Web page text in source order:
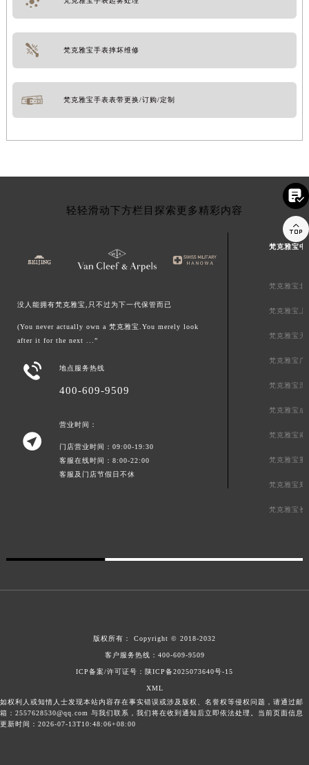
梵克雅宝手表摔坏维修
梵克雅宝手表表带更换/订购/定制
轻轻滑动下方栏目探索更多精彩内容
没人能拥有梵克雅宝,只不过为下一代保管而已
(You never actually own a 梵克雅宝.You merely look
after it for the next ...”
 地点服务热线
400-609-9509

营业时间：
门店营业时间：09:00-19:30
客服在线时间：8:00-22:00
客服及门店节假日不休
梵克雅宝中
梵克雅宝北
梵克雅宝上
梵克雅宝天
梵克雅宝广
梵克雅宝深
梵克雅宝成
梵克雅宝南
梵克雅宝重
梵克雅宝郑
梵克雅宝长
版权所有： Copyright © 2018-2032
客户服务热线： 400-609-9509
ICP备案/许可证号：陕ICP备2025073640号-15
XML
如权利人或知情人士发现本站内容存在事实错误或涉及版权、名誉权等侵权问题，请通过邮
箱：2557628530@qq.com 与我们联系，我们将在收到通知后立即依法处理。当前页面信息
更新时间：2026-07-13T10:48:06+08:00

